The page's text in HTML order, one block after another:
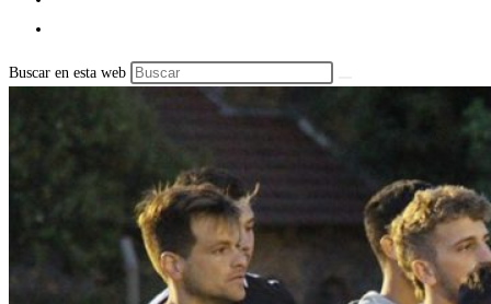
Buscar en esta web